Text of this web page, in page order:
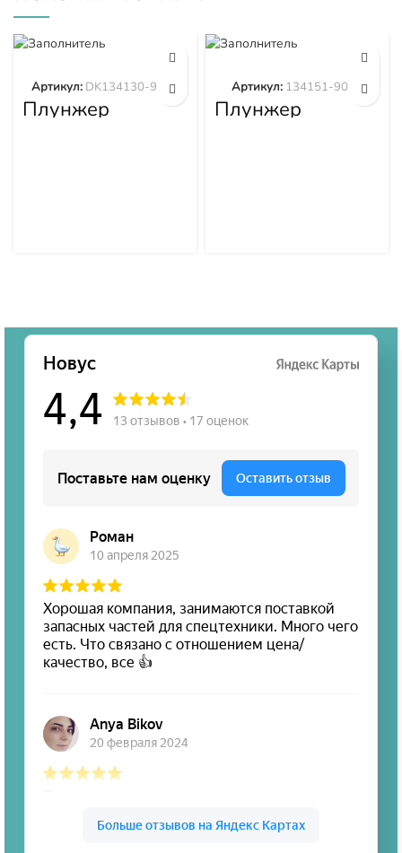
Плунжер
DK134130-9320
Артикул: DK134130-9320
Плунжер
134151-9020
Артикул: 134151-9020